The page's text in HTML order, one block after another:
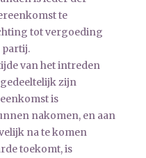
te
tot vergoeding
partij.
van het intreden
zijn
is
nakomen, en aan
na te komen
toekomt, is